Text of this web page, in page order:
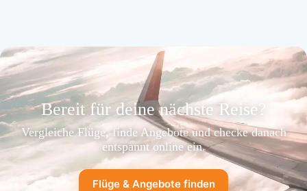
Bereit für deine nächste Reise?
Vergleiche Flüge, finde Angebote und checke danach
entspannt online ein.
Flüge & Angebote finden